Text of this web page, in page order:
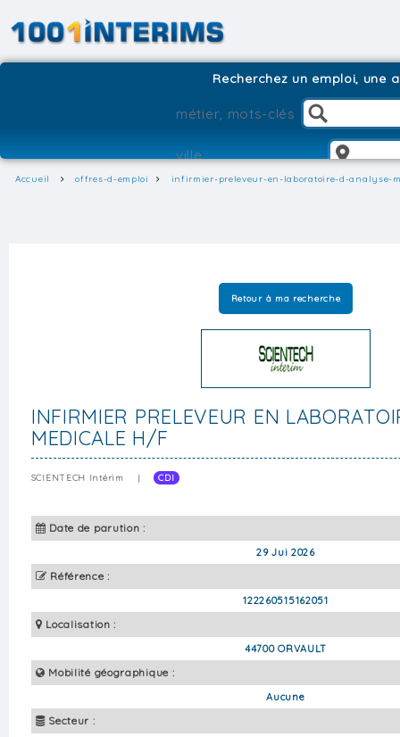
Recherchez un emploi, une
Accueil offres-d-emploi infirmier-preleveur-en-laboratoire-d-analyse-
Retour à ma recherche
INFIRMIER PRELEVEUR EN
MEDICALE H/F
SCIENTECH Intérim | CDI
Date de parution :
29 Jui 2026
Référence :
122260515162051
Localisation :
44700 ORVAULT
Mobilité géographique :
Aucune
Secteur :